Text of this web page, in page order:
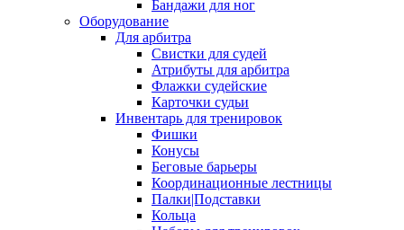
Бандажи для ног
Оборудование
Для арбитра
Свистки для судей
Атрибуты для арбитра
Флажки судейские
Карточки судьи
Инвентарь для тренировок
Фишки
Конусы
Беговые барьеры
Координационные лестницы
Палки|Подставки
Кольца